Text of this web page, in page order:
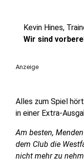
Kevin Hines,
Wir sind
Anzeige
Alles zum Spiel
in einer Extra-
Am besten,
dem Club die
nicht mehr zu